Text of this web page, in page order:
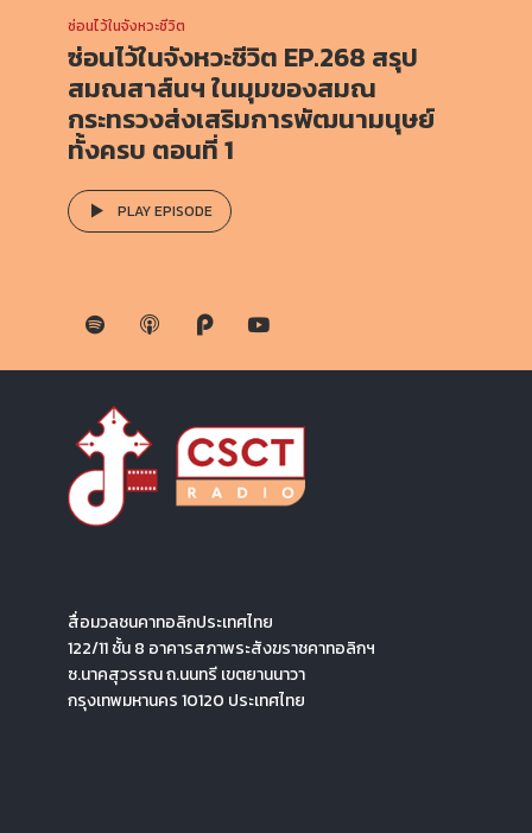
ซ่อนไว้ในจังหวะชีวิต
ซ่อนไว้ในจังหวะชีวิต EP.268 สรุป
สมณสาส์นฯ ในมุมของสมณ
กระทรวงส่งเสริมการพัฒนามนุษย์
ทั้งครบ ตอนที่ 1
PLAY EPISODE
สื่อมวลชนคาทอลิกประเทศไทย
122/11 ชั้น 8 อาคารสภาพระสังฆราชคาทอลิกฯ
ซ.นาคสุวรรณ ถ.นนทรี เขตยานนาวา
กรุงเทพมหานคร 10120 ประเทศไทย